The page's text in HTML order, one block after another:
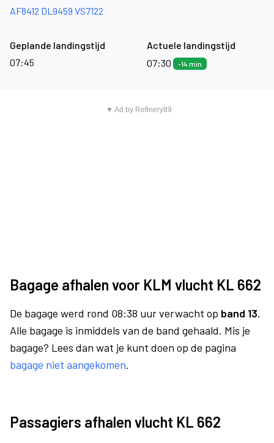
AF8412 DL9459 VS7122
Geplande landingstijd
07:45
Actuele landingstijd
07:30
-14 min
▼ Ad by Refinery89
Bagage afhalen voor KLM vlucht KL 662
De bagage werd rond 08:38 uur verwacht op band 13.
Alle bagage is inmiddels van de band gehaald. Mis je
bagage? Lees dan wat je kunt doen op de pagina
bagage niet aangekomen.
Passagiers afhalen vlucht KL 662